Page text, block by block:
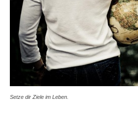
Setze dir Ziele im Leben.